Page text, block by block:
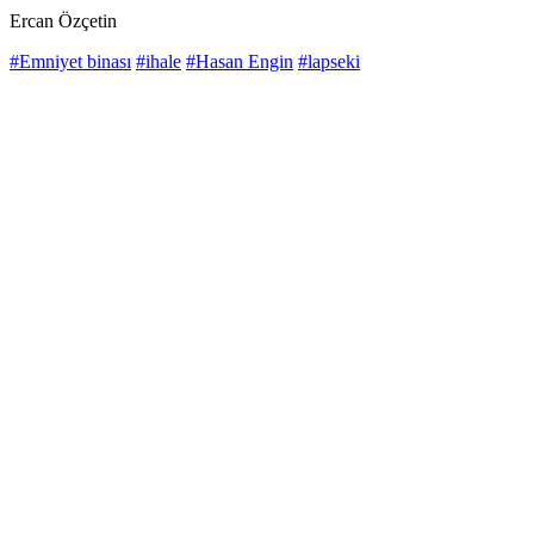
Ercan Özçetin
#Emniyet binası #ihale #Hasan Engin #lapseki